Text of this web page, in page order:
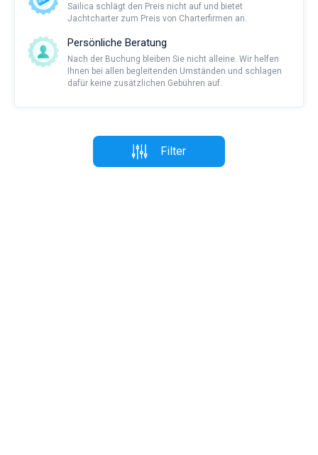
Sailica schlägt den Preis nicht auf und bietet
Jachtcharter zum Preis von Charterfirmen an.
Persönliche Beratung
Nach der Buchung bleiben Sie nicht alleine. Wir helfen
Ihnen bei allen begleitenden Umständen und schlagen
dafür keine zusätzlichen Gebühren auf.
Filter